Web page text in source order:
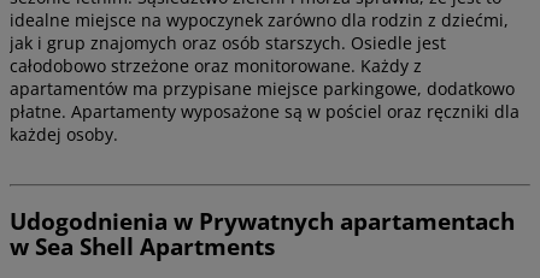
idealne miejsce na wypoczynek zarówno dla rodzin z dziećmi,
jak i grup znajomych oraz osób starszych. Osiedle jest
całodobowo strzeżone oraz monitorowane. Każdy z
apartamentów ma przypisane miejsce parkingowe, dodatkowo
płatne. Apartamenty wyposażone są w pościel oraz ręczniki dla
każdej osoby.
Udogodnienia w Prywatnych apartamentach
w Sea Shell Apartments